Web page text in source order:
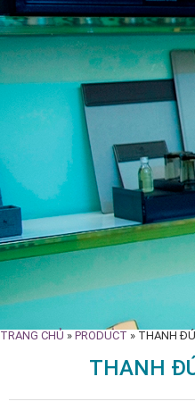
TRANG CHỦ » PRODUCT » THANH
THANH